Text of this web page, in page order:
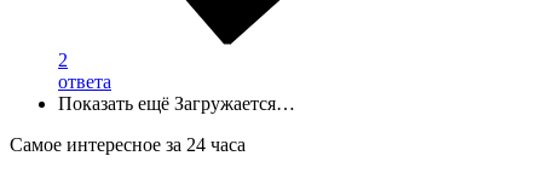
2
ответа
Показать ещё Загружается…
Самое интересное за 24 часа